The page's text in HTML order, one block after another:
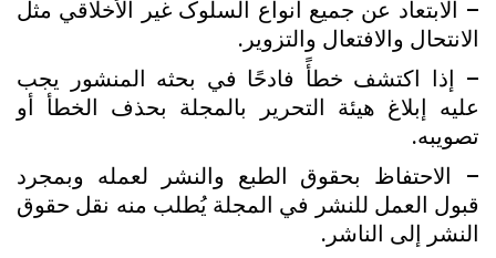
– الابتعاد عن جميع أنواع السلوک غير الأخلاقي مثل
الانتحال والافتعال والتزوير.
– إذا اکتشف خطأً فادحًا في بحثه المنشور يجب
عليه إبلاغ هيئة التحرير بالمجلة بحذف الخطأ أو
تصويبه.
– الاحتفاظ بحقوق الطبع والنشر لعمله وبمجرد
قبول العمل للنشر في المجلة يُطلب منه نقل حقوق
النشر إلى الناشر.